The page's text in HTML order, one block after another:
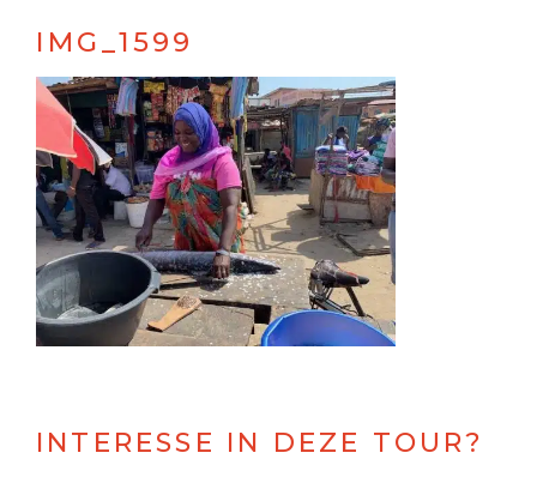
IMG_1599
INTERESSE IN DEZE TOUR?